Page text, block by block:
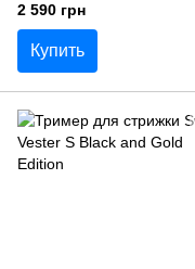
2 590 грн
Купить